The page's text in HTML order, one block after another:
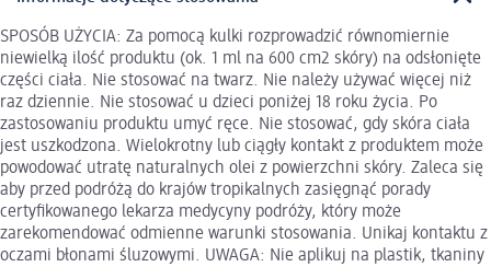
SPOSÓB UŻYCIA: Za pomocą kulki rozprowadzić równomiernie
niewielką ilość produktu (ok. 1 ml na 600 cm2 skóry) na odsłonięte
części ciała. Nie stosować na twarz. Nie należy używać więcej niż
raz dziennie. Nie stosować u dzieci poniżej 18 roku życia. Po
zastosowaniu produktu umyć ręce. Nie stosować, gdy skóra ciała
jest uszkodzona. Wielokrotny lub ciągły kontakt z produktem może
powodować utratę naturalnych olei z powierzchni skóry. Zaleca się
aby przed podróżą do krajów tropikalnych zasięgnąć porady
certyfikowanego lekarza medycyny podróży, który może
zarekomendować odmienne warunki stosowania. Unikaj kontaktu z
oczami błonami śluzowymi. UWAGA: Nie aplikuj na plastik, tkaniny